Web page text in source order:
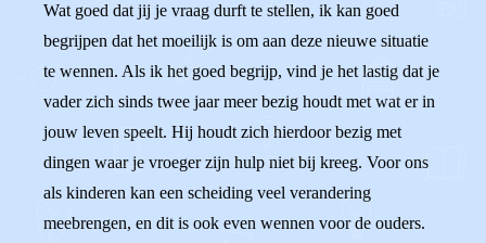
Wat goed dat jij je vraag durft te stellen, ik kan goed
begrijpen dat het moeilijk is om aan deze nieuwe situatie
te wennen. Als ik het goed begrijp, vind je het lastig dat je
vader zich sinds twee jaar meer bezig houdt met wat er in
jouw leven speelt. Hij houdt zich hierdoor bezig met
dingen waar je vroeger zijn hulp niet bij kreeg. Voor ons
als kinderen kan een scheiding veel verandering
meebrengen, en dit is ook even wennen voor de ouders.